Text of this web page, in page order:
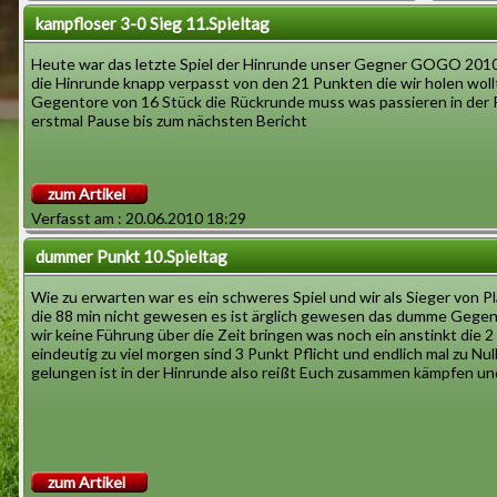
kampfloser 3-0 Sieg 11.Spieltag
Heute war das letzte Spiel der Hinrunde unser Gegner GOGO
die Hinrunde knapp verpasst von den 21 Punkten die wir holen
Gegentore von 16 Stück die Rückrunde muss was passieren in
erstmal Pause bis zum nächsten Bericht
zum Artikel
Verfasst am : 20.06.2010 18:29
dummer Punkt 10.Spieltag
Wie zu erwarten war es ein schweres Spiel und wir als Sieger von
die 88 min nicht gewesen es ist ärglich gewesen das dumme
wir keine Führung über die Zeit bringen was noch ein anstinkt die
eindeutig zu viel morgen sind 3 Punkt Pflicht und endlich mal zu
gelungen ist in der Hinrunde also reißt Euch zusammen kämpfen
zum Artikel